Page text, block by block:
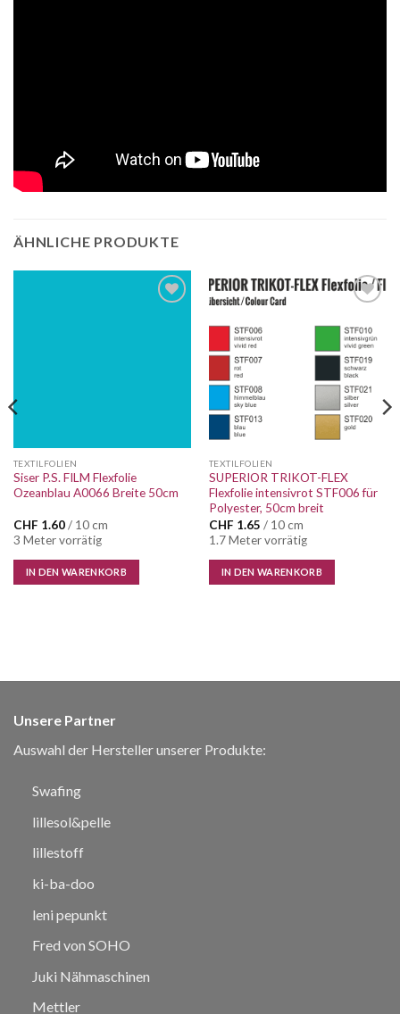
ÄHNLICHE PRODUKTE
TEXTILFOLIEN
Siser P.S. FILM Flexfolie
Ozeanblau A0066 Breite 50cm
CHF 1.60/ 10 cm
3 Meter vorrätig
IN DEN WARENKORB
Wunschliste
TEXTILFOLIEN
SUPERIOR TRIKOT-FLEX
Flexfolie intensivrot STF006 für
Polyester, 50cm breit
CHF 1.65 / 10 cm
1.7 Meter vorrätig
IN DEN WARENKORB
Unsere Partner
Auswahl der Hersteller unserer Produkte:
Swafing
lillesol&pelle
lillestoff
ki-ba-doo
leni pepunkt
Fred von SOHO
Juki Nähmaschinen
Mettler